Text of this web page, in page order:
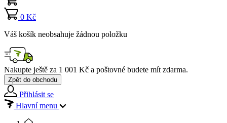
0 Kč
Váš košík neobsahuje žádnou položku
Nakupte ještě za 1 001 Kč a poštovné budete mít zdarma.
Zpět do obchodu
Přihlásit se
Hlavní menu